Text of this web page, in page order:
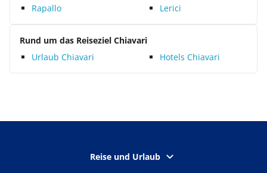
Rapallo
Lerici
Rund um das Reiseziel Chiavari
Urlaub Chiavari
Hotels Chiavari
Reise und Urlaub